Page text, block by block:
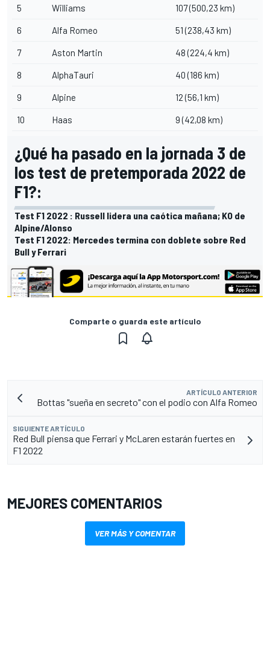
5 Williams 107 (500,23 km)
6 Alfa Romeo 51 (238,43 km)
7 Aston Martin 48 (224,4 km)
8 AlphaTauri 40 (186 km)
9 Alpine 12 (56,1 km)
10 Haas 9 (42,08 km)
¿Qué ha pasado en la jornada 3 de
los test de pretemporada 2022 de
F1?:
Test F1 2022 : Russell lidera una caótica mañana; KO de
Alpine/Alonso
Test F1 2022: Mercedes termina con doblete sobre Red
Bull y Ferrari
Comparte o guarda este artículo
ARTÍCULO ANTERIOR
Bottas "sueña en secreto" con el podio con Alfa Romeo
SIGUIENTE ARTÍCULO
Red Bull piensa que Ferrari y McLaren estarán fuertes en
F1 2022
MEJORES COMENTARIOS
VER MÁS Y COMENTAR